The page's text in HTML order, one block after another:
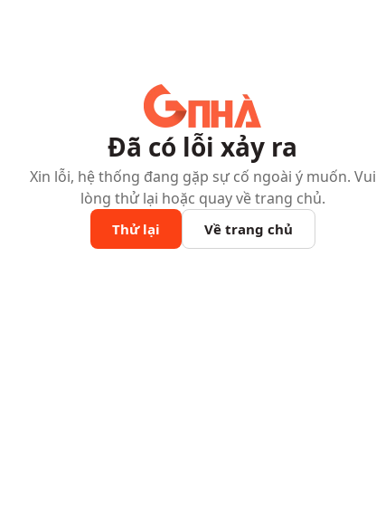
Đã có lỗi xảy ra
Xin lỗi, hệ thống đang gặp sự cố ngoài ý muốn. Vui
lòng thử lại hoặc quay về trang chủ.
Thử lại Về trang chủ